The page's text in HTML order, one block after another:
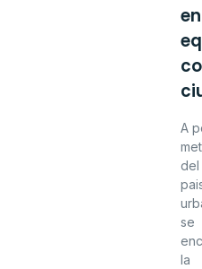
en
A
del
se
la